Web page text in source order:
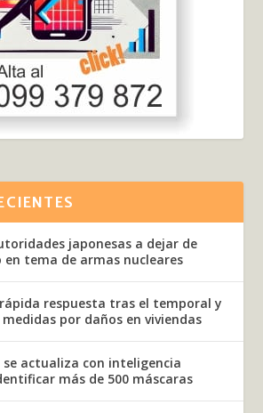
japonesas a dejar de
tema de armas nucleares
respuesta tras el temporal y
por daños en viviendas
se actualiza con inteligencia
más de 500 máscaras